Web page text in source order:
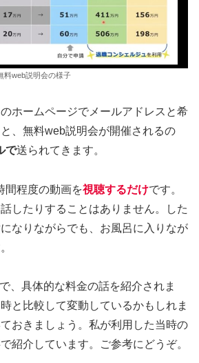
料web説明会の様子
ホームページでメールアドレスと希
、無料web説明会が開催されるの
で送られてきます。
間程度の動画を視聴するだけです。
したりすることはありません。した
なりながらでも、お風呂に入りなが
、具体的な料金の話を紹介されま
と比較して変動しているかもしれま
おきましょう。私が利用した当時の
紹介しています。ご参考にどうぞ。